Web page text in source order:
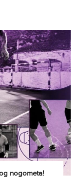
nogometa!